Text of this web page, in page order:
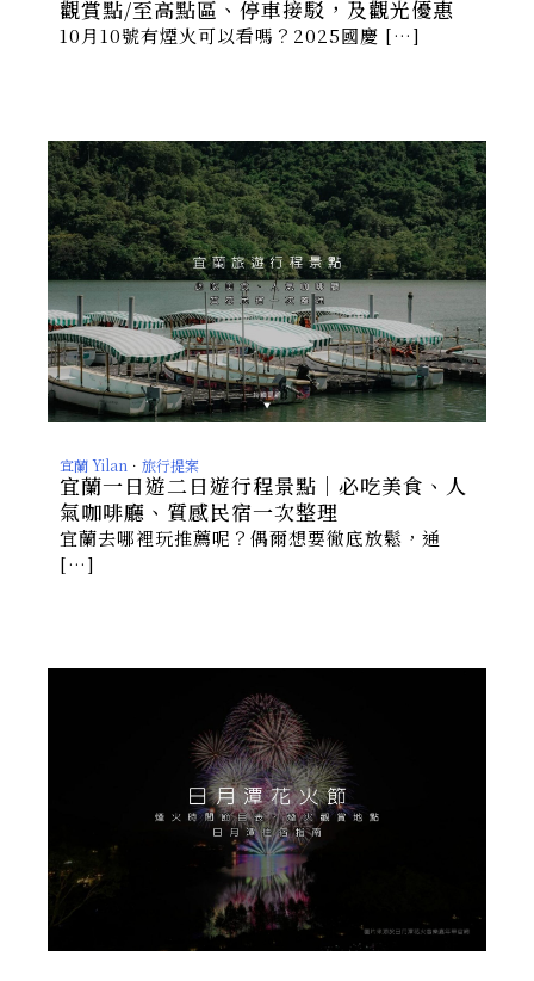
觀賞點/至高點區、停車接駁，及觀光優惠
10月10號有煙火可以看嗎？2025國慶 […]
宜蘭 Yilan ． 旅行提案
宜蘭一日遊二日遊行程景點｜必吃美食、人
氣咖啡廳、質感民宿一次整理
宜蘭去哪裡玩推薦呢？偶爾想要徹底放鬆，通
[…]